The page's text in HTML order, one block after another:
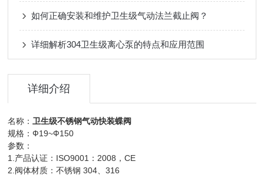
如何正确安装和维护卫生级气动法兰截止阀？
详细解析304卫生级离心泵的特点和应用范围
详细介绍
名称： 卫生级不锈钢气动快装蝶阀
规格：Ф19~Ф150
参数：
1.产品认证：ISO9001：2008，CE
2.阀体材质：不锈钢 304、316